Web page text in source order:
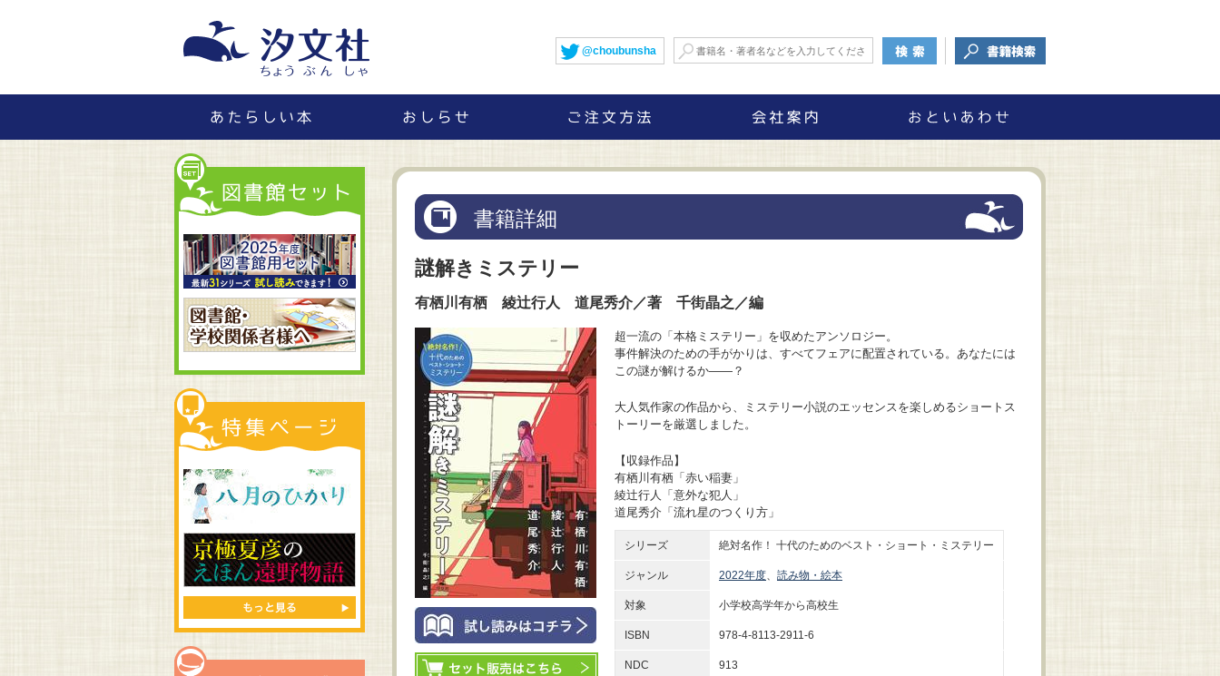
@choubunsha
書籍詳細
謎解きミステリー
有栖川有栖 綾辻行人 道尾秀介／著 千街晶之／編
超一流の「本格ミステリー」を収めたアンソロジー。
事件解決のための手がかりは、すべてフェアに配置されている。あなたには
この謎が解けるか――？
大人気作家の作品から、ミステリー小説のエッセンスを楽しめるショートス
トーリーを厳選しました。
【収録作品】
有栖川有栖「赤い稲妻」
綾辻行人「意外な犯人」
道尾秀介「流れ星のつくり方」
シリーズ 絶対名作！ 十代のためのベスト・ショート・ミステリー
ジャンル 2022年度、 読み物・絵本
対象 小学校高学年から高校生
ISBN 978-4-8113-2911-6
NDC 913